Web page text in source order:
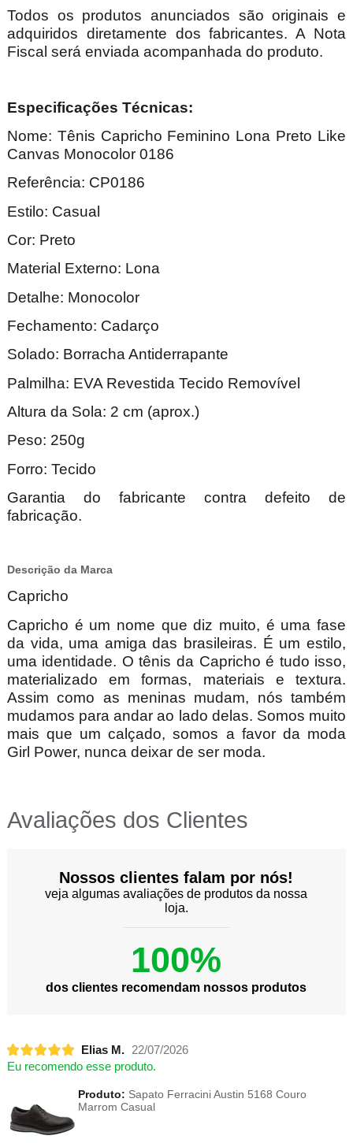
Todos os produtos anunciados são originais e
adquiridos diretamente dos fabricantes. A Nota
Fiscal será enviada acompanhada do produto.
Especificações Técnicas:
Nome: Tênis Capricho Feminino Lona Preto Like
Canvas Monocolor 0186
Referência: CP0186
Estilo: Casual
Cor: Preto
Material Externo: Lona
Detalhe: Monocolor
Fechamento: Cadarço
Solado: Borracha Antiderrapante
Palmilha: EVA Revestida Tecido Removível
Altura da Sola: 2 cm (aprox.)
Peso: 250g
Forro: Tecido
Garantia do fabricante contra defeito de
fabricação.
Descrição da Marca
Capricho
Capricho é um nome que diz muito, é uma fase
da vida, uma amiga das brasileiras. É um estilo,
uma identidade. O tênis da Capricho é tudo isso,
materializado em formas, materiais e textura.
Assim como as meninas mudam, nós também
mudamos para andar ao lado delas. Somos muito
mais que um calçado, somos a favor da moda
Girl Power, nunca deixar de ser moda.
Avaliações dos Clientes
Nossos clientes falam por nós!
veja algumas avaliações de produtos da nossa
loja.
100%
dos clientes recomendam nossos produtos
Elias M.
22/07/2026
Eu recomendo esse produto.
Produto: Sapato Ferracini Austin 5168 Couro
Marrom Casual